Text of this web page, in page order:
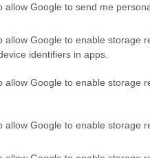
allow Google to send me
allow Google to enable storage
identifiers in apps.
allow Google to enable storage
allow Google to enable storage
‘Αμυνας, από τα
Άμυνα το 2020, στα
του
περαιτέρω
γίνει και πέρυσι,